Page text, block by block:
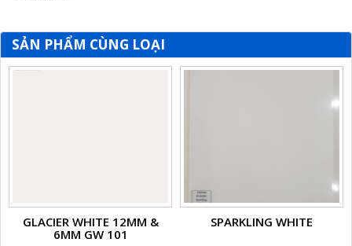
SẢN PHẨM CÙNG LOẠI
GLACIER WHITE 12MM &
6MM GW 101
SPARKLING WHITE